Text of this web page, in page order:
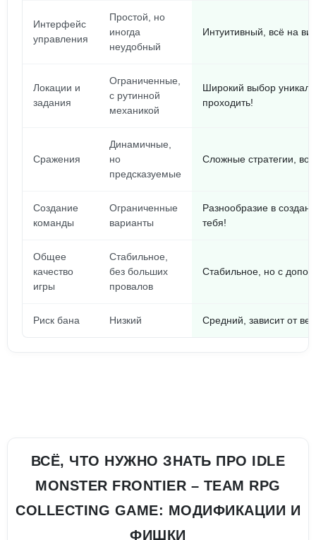
Интерфейс
управления
Простой, но
иногда
неудобный
Интуитивный, всё на
Локации и
задания
Ограниченные,
с рутинной
механикой
Широкий выбор
проходить!
Сражения
Динамичные,
но
предсказуемые
Сложные стратегии,
Создание
команды
Ограниченные
варианты
Разнообразие в
тебя!
Общее
качество
игры
Стабильное,
без больших
провалов
Стабильное, но с
Риск бана Низкий Средний, зависит от
ВСЁ, ЧТО НУЖНО ЗНАТЬ ПРО IDLE
MONSTER FRONTIER – TEAM RPG
COLLECTING GAME: МОДИФИКАЦИИ И
ФИШКИ